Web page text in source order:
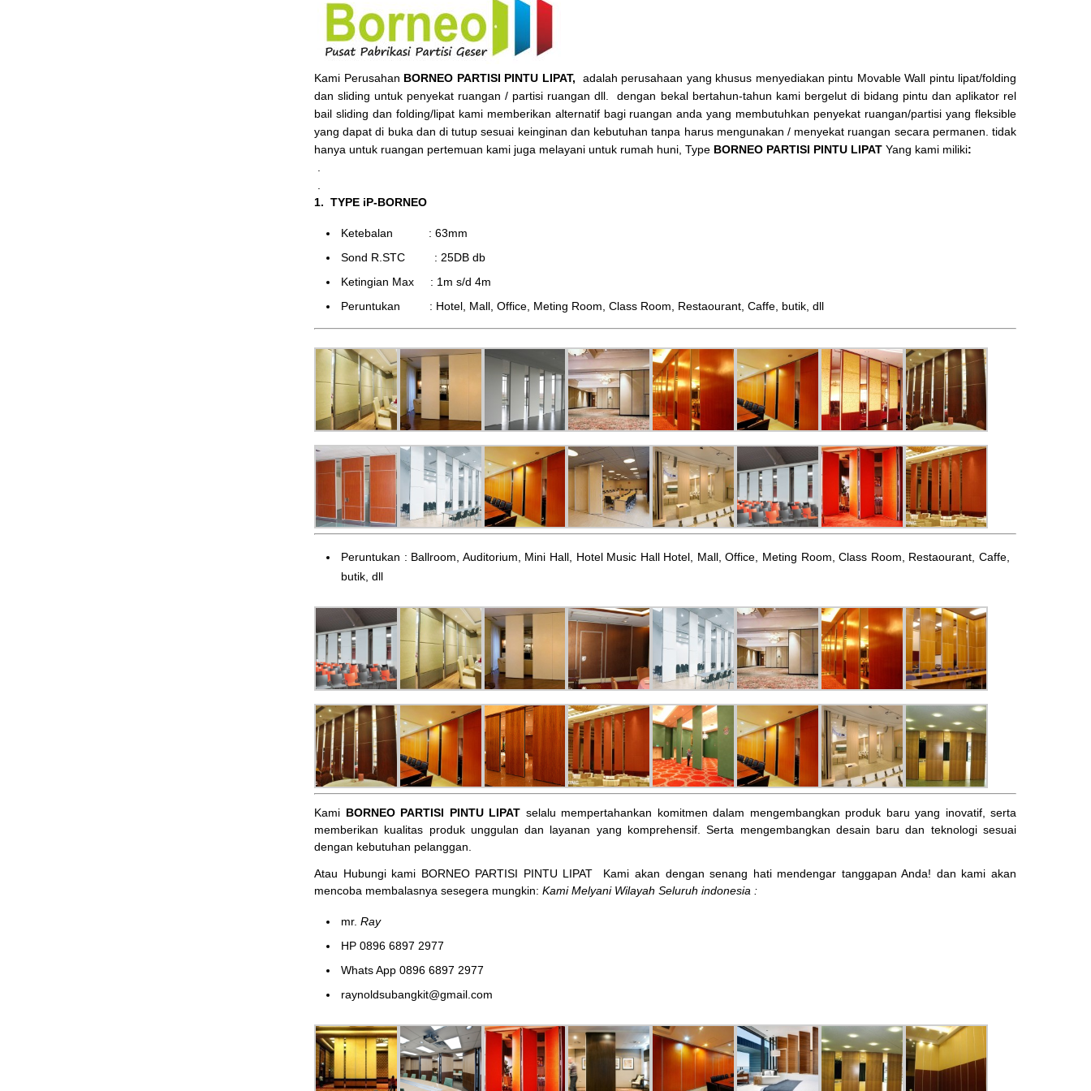
Kami Perusahan BORNEO PARTISI PINTU LIPAT, adalah perusahaan yang khusus menyediakan pintu Movable Wall pintu lipat/folding
dan sliding untuk penyekat ruangan / partisi ruangan dll. dengan bekal bertahun-tahun kami bergelut di bidang pintu dan aplikator rel
bail sliding dan folding/lipat kami memberikan alternatif bagi ruangan anda yang membutuhkan penyekat ruangan/partisi yang fleksible
yang dapat di buka dan di tutup sesuai keinginan dan kebutuhan tanpa harus mengunakan / menyekat ruangan secara permanen. tidak
hanya untuk ruangan pertemuan kami juga melayani untuk rumah huni, Type BORNEO PARTISI PINTU LIPAT Yang kami miliki:
1. TYPE iP-BORNEO
Ketebalan : 63mm
Sond R.STC : 25DB db
Ketingian Max : 1m s/d 4m
Peruntukan : Hotel, Mall, Office, Meting Room, Class Room, Restaourant, Caffe, butik, dll
Peruntukan : Ballroom, Auditorium, Mini Hall, Hotel Music Hall Hotel, Mall, Office, Meting Room, Class Room, Restaourant, Caffe,
butik, dll
Kami BORNEO PARTISI PINTU LIPAT selalu mempertahankan komitmen dalam mengembangkan produk baru yang inovatif, serta
memberikan kualitas produk unggulan dan layanan yang komprehensif. Serta mengembangkan desain baru dan teknologi sesuai
dengan kebutuhan pelanggan.
Atau Hubungi kami BORNEO PARTISI PINTU LIPAT
Kami akan dengan senang hati mendengar tanggapan Anda! dan kami akan
mencoba membalasnya sesegera mungkin: Kami Melyani Wilayah Seluruh indonesia :
mr. Ray
HP 0896 6897 2977
Whats App 0896 6897 2977
raynoldsubangkit@gmail.com